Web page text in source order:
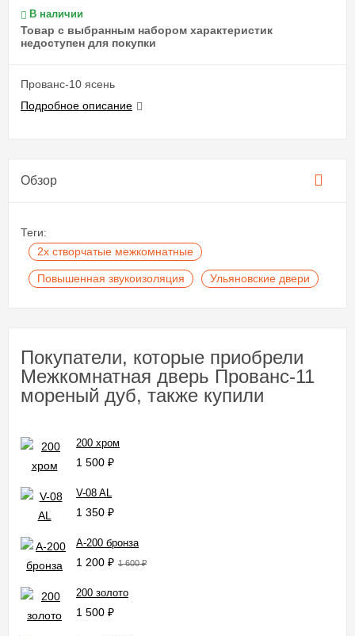
В наличии
Товар с выбранным набором характеристик
недоступен для покупки
Прованс-10 ясень
Подробное описание
Обзор
Теги:
2х створчатые межкомнатные
Повышенная звукоизоляция Ульяновские двери
Покупатели, которые приобрели
Межкомнатная дверь Прованс-11
мореный дуб, также купили
200 хром
1 500 ₽
V-08 AL
1 350 ₽
A-200 бронза
1 200 ₽ 1 600₽
200 золото
1 500 ₽